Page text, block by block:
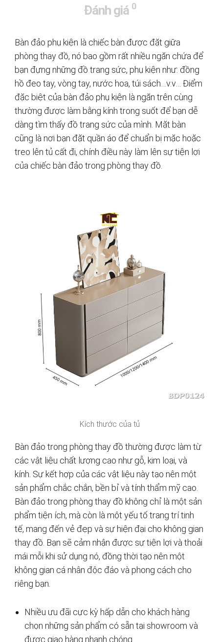
Đánh giá 0
Bàn đảo phụ kiện là chiếc bàn được đặt giữa
phòng thay đồ, nó bao gồm rất nhiều ngăn chứa để
bạn đựng những đồ trang sức, phụ kiện như: đồng
hồ đeo tay, vòng tay, nước hoa, túi sách…v.v… Điểm
đặc biệt của bàn đảo phụ kiện là ngăn trên cùng
thường được làm bằng kính trong suốt để bạn dễ
dàng tìm thấy đồ trang sức của mình. Mặt bàn
cũng là nơi bạn đặt quần áo để chuẩn bị mặc hoặc
treo lên tủ cất đi, chính điều này làm lên sự tiện lợi
của chiếc bàn đảo trong phòng thay đồ.
Kích thước của tủ
Bàn đảo trong phòng thay đồ thường được làm từ
các vật liệu chất lượng cao như gỗ, kim loại, và
kính. Sự kết hợp của các vật liệu này tạo nên một
sản phẩm chắc chắn, bền bỉ và tính thẩm mỹ cao.
Bàn đảo trong phòng thay đồ không chỉ là một sản
phẩm tiện ích, mà còn là một yếu tố trang trí tinh
tế, mang đến vẻ đẹp và sự hiện đại cho không gian
thay đồ. Bạn sẽ cảm nhận được sự tiện lợi và thoải
mái mỗi khi sử dụng nó, đồng thời tạo nên một
không gian cá nhân độc đáo và phong cách cho
riêng bạn.
Nhiều ưu đãi cực kỳ hấp dẫn cho khách hàng
chọn những sản phẩm có sẵn tại showroom và
được giao hàng nhanh chóng.